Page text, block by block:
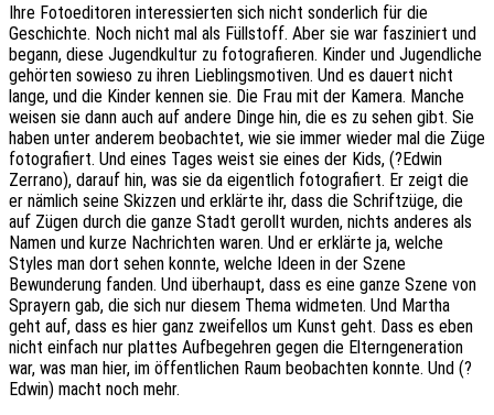
Ihre Fotoeditoren interessierten sich nicht sonderlich für die
Geschichte. Noch nicht mal als Füllstoff. Aber sie war fasziniert und
begann, diese Jugendkultur zu fotografieren. Kinder und Jugendliche
gehörten sowieso zu ihren Lieblingsmotiven. Und es dauert nicht
lange, und die Kinder kennen sie. Die Frau mit der Kamera. Manche
weisen sie dann auch auf andere Dinge hin, die es zu sehen gibt. Sie
haben unter anderem beobachtet, wie sie immer wieder mal die Züge
fotografiert. Und eines Tages weist sie eines der Kids, (?Edwin
Zerrano), darauf hin, was sie da eigentlich fotografiert. Er zeigt die
er nämlich seine Skizzen und erklärte ihr, dass die Schriftzüge, die
auf Zügen durch die ganze Stadt gerollt wurden, nichts anderes als
Namen und kurze Nachrichten waren. Und er erklärte ja, welche
Styles man dort sehen konnte, welche Ideen in der Szene
Bewunderung fanden. Und überhaupt, dass es eine ganze Szene von
Sprayern gab, die sich nur diesem Thema widmeten. Und Martha
geht auf, dass es hier ganz zweifellos um Kunst geht. Dass es eben
nicht einfach nur plattes Aufbegehren gegen die Elterngeneration
war, was man hier, im öffentlichen Raum beobachten konnte. Und (?
Edwin) macht noch mehr.